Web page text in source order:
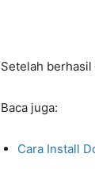
Setelah
Baca juga:
Cara Install